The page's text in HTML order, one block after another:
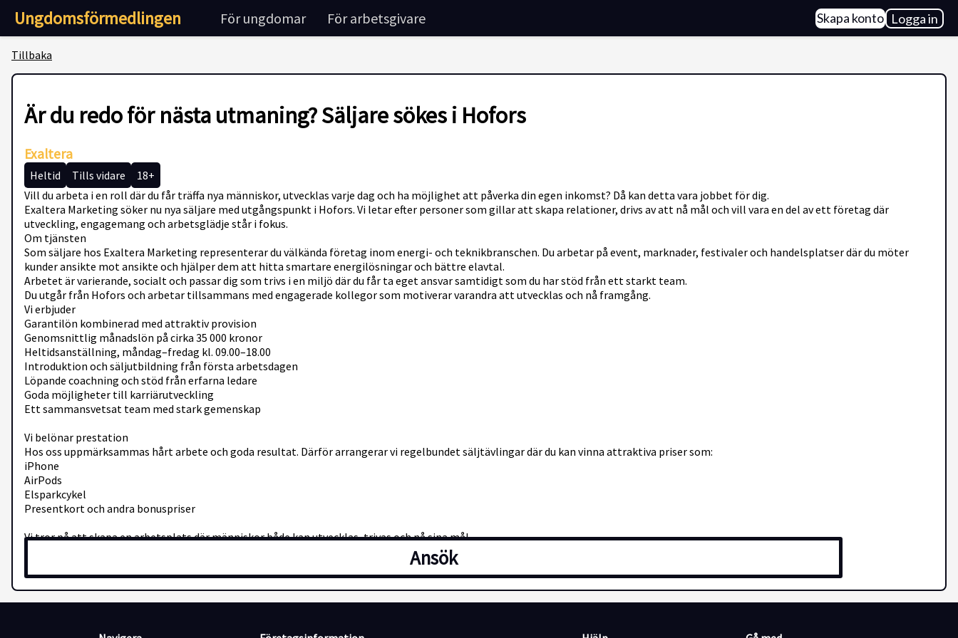
Ungdomsförmedlingen För ungdomar För arbetsgivare Skapa konto Logga in
Tillbaka
Är du redo för nästa utmaning? Säljare sökes i Hofors
Exaltera
Heltid Tills vidare
18+
Vill du arbeta i en roll där du får träffa nya människor, utvecklas varje dag och ha möjlighet att påverka din egen inkomst? Då kan detta vara jobbet för dig.
Exaltera Marketing söker nu nya säljare med utgångspunkt i Hofors. Vi letar efter personer som gillar att skapa relationer, drivs av att nå mål och vill vara en del av ett företag där
utveckling, engagemang och arbetsglädje står i fokus.
Om tjänsten
Som säljare hos Exaltera Marketing representerar du välkända företag inom energi- och teknikbranschen. Du arbetar på event, marknader, festivaler och handelsplatser där du möter
kunder ansikte mot ansikte och hjälper dem att hitta smartare energilösningar och bättre elavtal.
Arbetet är varierande, socialt och passar dig som trivs i en miljö där du får ta eget ansvar samtidigt som du har stöd från ett starkt team.
Du utgår från Hofors och arbetar tillsammans med engagerade kollegor som motiverar varandra att utvecklas och nå framgång.
Vi erbjuder
Garantilön kombinerad med attraktiv provision
Genomsnittlig månadslön på cirka 35 000 kronor
Heltidsanställning, måndag–fredag kl. 09.00–18.00
Introduktion och säljutbildning från första arbetsdagen
Löpande coachning och stöd från erfarna ledare
Goda möjligheter till karriärutveckling
Ett sammansvetsat team med stark gemenskap
Vi belönar prestation
Hos oss uppmärksammas hårt arbete och goda resultat. Därför arrangerar vi regelbundet säljtävlingar där du kan vinna attraktiva priser som:
iPhone
AirPods
Elsparkcykel
Presentkort och andra bonuspriser
Vi tror på att skapa en arbetsplats där människor både kan utvecklas, trivas och nå sina mål.
Tycker om att möta nya människor
Är positiv, driven och lösningsorienterad
Ansök